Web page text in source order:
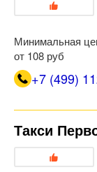
Минимальная
от 108 руб
+7 (499)
Такси